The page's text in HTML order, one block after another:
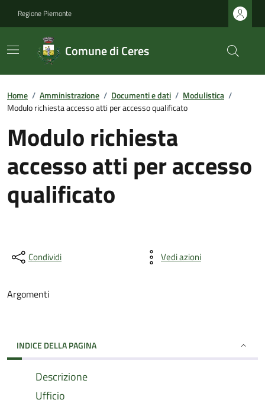
Regione Piemonte
Comune di Ceres
Home / Amministrazione / Documenti e dati / Modulistica /
Modulo richiesta accesso atti per accesso qualificato
Modulo richiesta
accesso atti per accesso
qualificato
Condividi Vedi azioni
Argomenti
INDICE DELLA PAGINA
Descrizione
Ufficio